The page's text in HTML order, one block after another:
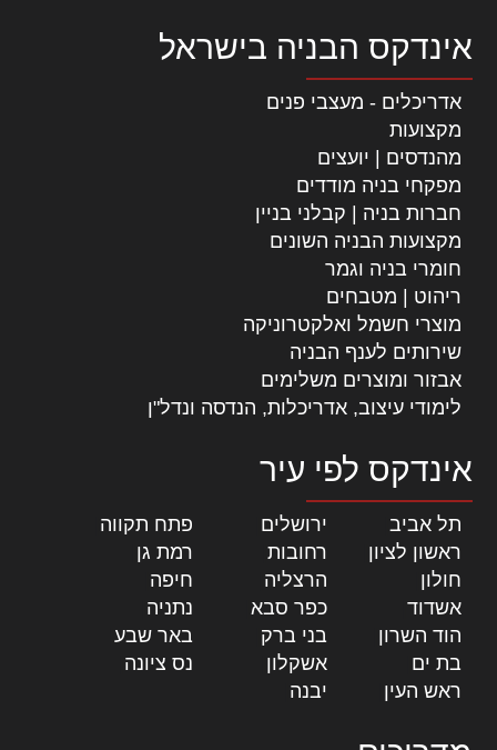
אינדקס הבניה בישראל
אדריכלים - מעצבי פנים
מקצועות
מהנדסים | יועצים
מפקחי בניה מודדים
חברות בניה | קבלני בניין
מקצועות הבניה השונים
חומרי בניה וגמר
ריהוט | מטבחים
מוצרי חשמל ואלקטרוניקה
שירותים לענף הבניה
אבזור ומוצרים משלימים
לימודי עיצוב, אדריכלות, הנדסה ונדל"ן
אינדקס לפי עיר
תל אביב ירושלים פתח תקווה
ראשון לציון
רחובות רמת גן
חולון
הרצליה חיפה
אשדוד
כפר סבא נתניה
הוד השרון
בני ברק באר שבע
בת ים
אשקלון נס ציונה
ראש העין
יבנה